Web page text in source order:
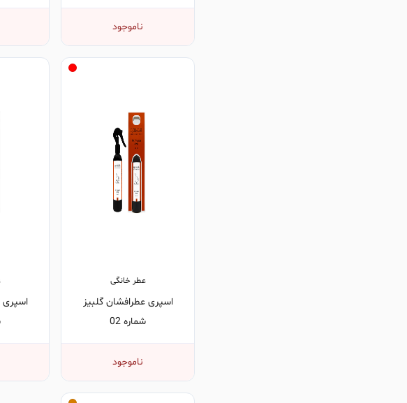
ناموجود
عطر خانگی
اسپری عطرافشان گلبیز
شماره 02
ناموجود
اسپری